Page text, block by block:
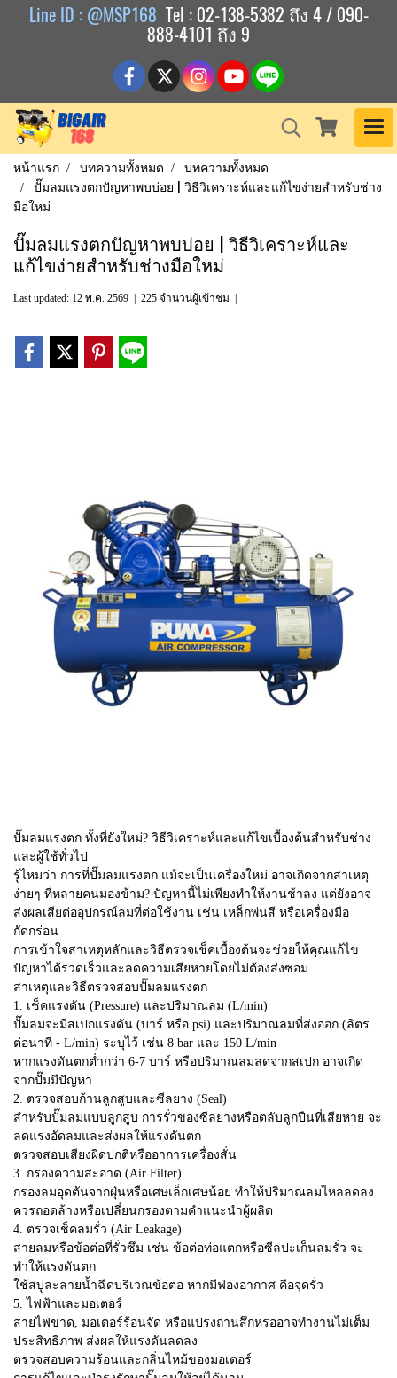
Line ID : @MSP168 Tel : 02-138-5382 ถึง 4 / 090-
888-4101 ถึง 9
หน้าแรก บทความทั้งหมด
บทความทั้งหมด
ปั๊มลมแรงตกปัญหาพบบ่อย | วิธีวิเคราะห์และแก้ไขง่ายสำหรับช่าง
มือใหม่
ปั๊มลมแรงตกปัญหาพบบ่อย | วิธีวิเคราะห์และ
แก้ไขง่ายสำหรับช่างมือใหม่
Last updated: 12 พ.ค. 2569 225 จำนวนผู้เข้าชม
ปั๊มลมแรงตก ทั้งที่ยังใหม่? วิธีวิเคราะห์และแก้ไขเบื้องต้นสำหรับช่าง
และผู้ใช้ทั่วไป
รู้ไหมว่า การที่ปั๊มลมแรงตก แม้จะเป็นเครื่องใหม่ อาจเกิดจากสาเหตุ
ง่ายๆ ที่หลายคนมองข้าม? ปัญหานี้ไม่เพียงทำให้งานช้าลง แต่ยังอาจ
ส่งผลเสียต่ออุปกรณ์ลมที่ต่อใช้งาน เช่น เหล็กพ่นสี หรือเครื่องมือ
กัดกร่อน
การเข้าใจสาเหตุหลักและวิธีตรวจเช็คเบื้องต้นจะช่วยให้คุณแก้ไข
ปัญหาได้รวดเร็วและลดความเสียหายโดยไม่ต้องส่งซ่อม
สาเหตุและวิธีตรวจสอบปั๊มลมแรงตก
1. เช็คแรงดัน (Pressure) และปริมาณลม (L/min)
ปั๊มลมจะมีสเปกแรงดัน (บาร์ หรือ psi) และปริมาณลมที่ส่งออก (ลิตร
ต่อนาที - L/min) ระบุไว้ เช่น 8 bar และ 150 L/min
หากแรงดันตกต่ำกว่า 6-7 บาร์ หรือปริมาณลมลดจากสเปก อาจเกิด
จากปั๊มมีปัญหา
2. ตรวจสอบก้านลูกสูบและซีลยาง (Seal)
สำหรับปั๊มลมแบบลูกสูบ การรั่วของซีลยางหรือตลับลูกปืนที่เสียหาย จะ
ลดแรงอัดลมและส่งผลให้แรงดันตก
ตรวจสอบเสียงผิดปกติหรืออาการเครื่องสั่น
3. กรองความสะอาด (Air Filter)
กรองลมอุดตันจากฝุ่นหรือเศษเล็กเศษน้อย ทำให้ปริมาณลมไหลลดลง
ควรถอดล้างหรือเปลี่ยนกรองตามคำแนะนำผู้ผลิต
4. ตรวจเช็คลมรั่ว (Air Leakage)
สายลมหรือข้อต่อที่รั่วซึม เช่น ข้อต่อท่อแตกหรือซีลปะเก็นลมรั่ว จะ
ทำให้แรงดันตก
ใช้สบู่ละลายน้ำฉีดบริเวณข้อต่อ หากมีฟองอากาศ คือจุดรั่ว
5. ไฟฟ้าและมอเตอร์
สายไฟขาด, มอเตอร์ร้อนจัด หรือแปรงถ่านสึกหรออาจทำงานไม่เต็ม
ประสิทธิภาพ ส่งผลให้แรงดันลดลง
ตรวจสอบความร้อนและกลิ่นไหม้ของมอเตอร์